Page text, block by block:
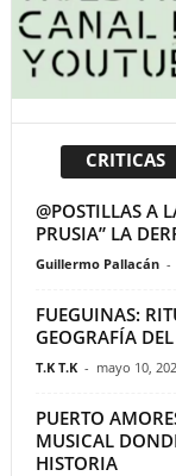
CRITICAS
@POSTILLAS A
PRUSIA” LA
Guillermo Pallacán -
FUEGUINAS:
GEOGRAFÍA
T.K T.K - mayo 10,
PUERTO
MUSICAL
HISTORIA